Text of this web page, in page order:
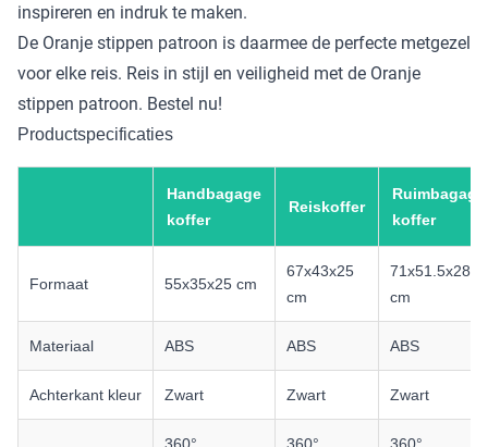
inspireren en indruk te maken.
De Oranje stippen patroon is daarmee de perfecte metgezel
voor elke reis. Reis in stijl en veiligheid met de Oranje
stippen patroon. Bestel nu!
Productspecificaties
Handbagage
koffer
Reiskoffer
Ruimbagage
koffer
Formaat 55x35x25 cm
67x43x25
cm
71x51.5x28
cm
Materiaal ABS ABS ABS
Achterkant kleur Zwart Zwart Zwart
360°
360°
360°